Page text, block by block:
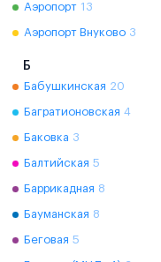
Аэропорт 13
Аэропорт Внуково 3
Б
Бабушкинская 20
Багратионовская 4
Баковка 3
Балтийская 5
Баррикадная 8
Бауманская 8
Беговая 5